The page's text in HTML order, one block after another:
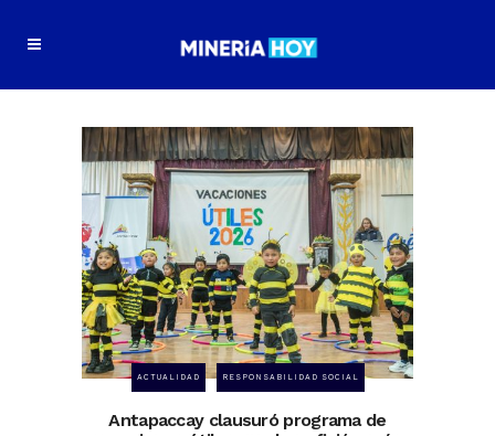
ACTUALIDAD RESPONSABILIDAD SOCIAL
Antapaccay clausuró programa de